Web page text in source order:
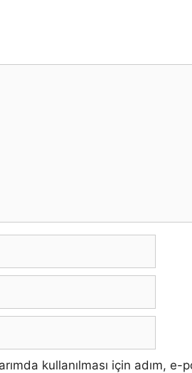
kullanılması için adım,